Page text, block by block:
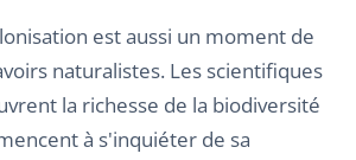
est aussi un moment de
naturalistes. Les scientifiques
la richesse de la biodiversité
à s'inquiéter de sa